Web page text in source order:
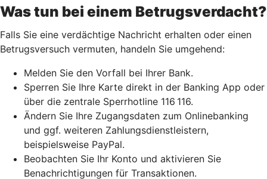
Was tun bei einem Betrugsverdacht?
Falls Sie eine verdächtige Nachricht erhalten oder einen
Betrugsversuch vermuten, handeln Sie umgehend:
Melden Sie den Vorfall bei Ihrer Bank.
Sperren Sie Ihre Karte direkt in der Banking App oder
über die zentrale Sperrhotline 116 116.
Ändern Sie Ihre Zugangsdaten zum Onlinebanking
und ggf. weiteren Zahlungsdienstleistern,
beispielsweise PayPal.
Beobachten Sie Ihr Konto und aktivieren Sie
Benachrichtigungen für Transaktionen.